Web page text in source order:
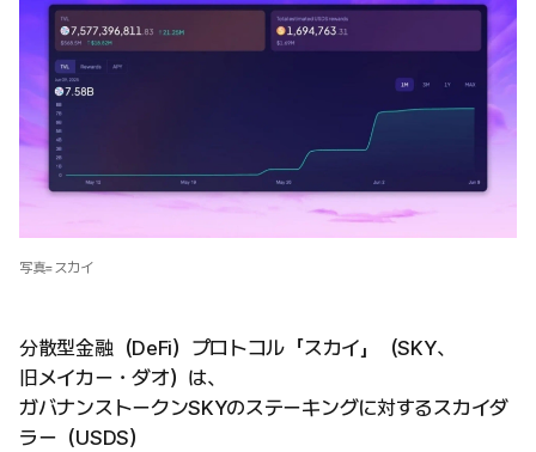
写真=スカイ
分散型金融（DeFi）プロトコル「スカイ」（SKY、
旧メイカー・ダオ）は、
ガバナンストークンSKYのステーキングに対するスカイダ
ラー（USDS）